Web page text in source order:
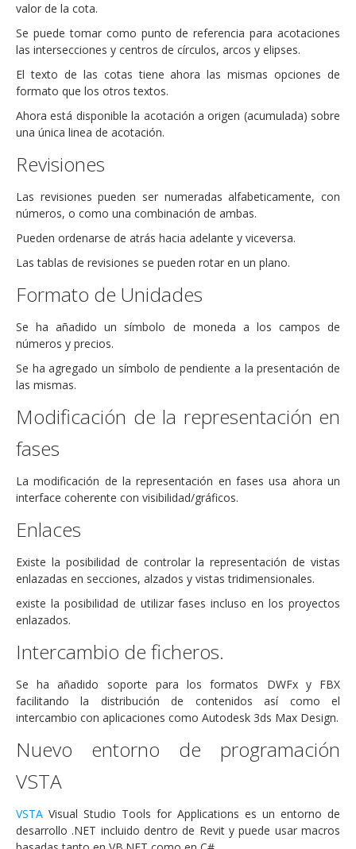
valor de la cota.
Se puede tomar como punto de referencia para acotaciones
las intersecciones y centros de círculos, arcos y elipses.
El texto de las cotas tiene ahora las mismas opciones de
formato que los otros textos.
Ahora está disponible la acotación a origen (acumulada) sobre
una única linea de acotación.
Revisiones
Las revisiones pueden ser numeradas alfabeticamente, con
números, o como una combinación de ambas.
Pueden ordenarse de atrás hacia adelante y viceversa.
Las tablas de revisiones se pueden rotar en un plano.
Formato de Unidades
Se ha añadido un símbolo de moneda a los campos de
números y precios.
Se ha agregado un símbolo de pendiente a la presentación de
las mismas.
Modificación de la representación en
fases
La modificación de la representación en fases usa ahora un
interface coherente con visibilidad/gráficos.
Enlaces
Existe la posibilidad de controlar la representación de vistas
enlazadas en secciones, alzados y vistas tridimensionales.
existe la posibilidad de utilizar fases incluso en los proyectos
enlazados.
Intercambio de ficheros.
Se ha añadido soporte para los formatos DWFx y FBX
facilitando la distribución de contenidos así como el
intercambio con aplicaciones como Autodesk 3ds Max Design.
Nuevo entorno de programación
VSTA
VSTA Visual Studio Tools for Applications es un entorno de
desarrollo .NET incluido dentro de Revit y puede usar macros